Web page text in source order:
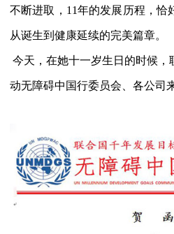
不断进取，11年的发展历程，恰
从诞生到健康延续的完美篇章。
今天，在她十一岁生日的时候
动无障碍中国行委员会、各公司